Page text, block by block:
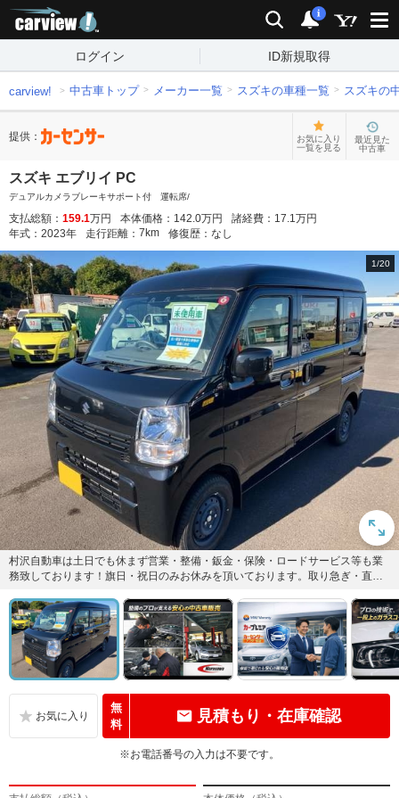
検索 通知
i
ログイン ID新規取得
carview! 中古車トップ メーカー一覧 スズキの車種一覧 スズキの
提供：
お気に入り
一覧を見る
最近見た
中古車
スズキ エブリイ PC
デュアルカメラブレーキサポート付 運転席/
支払総額： 159.1万円 本体価格： 142.0万円 諸経費： 17.1万円
年式： 2023年 走行距離： 7 km 修復歴： なし
1/20
村沢自動車は土日でも休まず営業・整備・鈑金・保険・ロードサービス等も業
務致しております！旗日・祝日のみお休みを頂いております。取り急ぎ・直接
無
料
見積もり・在庫確認
※お電話番号の入力は不要です。